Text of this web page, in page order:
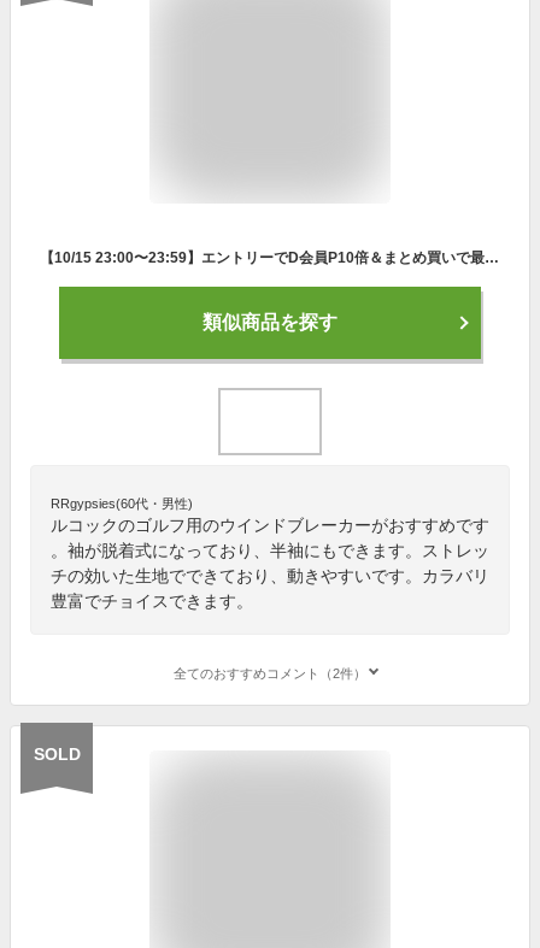
【10/15 23:00〜23:59】エントリーでD会員P10倍＆まとめ買いで最大10％OFFクーポン ルコックゴルフ ゴルフウェア 長袖ウインドブレーカー 秋 冬 ストレッチフォーサー 2WAYブルゾン (QGMWJK00) メンズ le coq GOLF
類似商品を探す
RRgypsies(60代・男性)
ルコックのゴルフ用のウインドブレーカーがおすすめです
。袖が脱着式になっており、半袖にもできます。ストレッ
チの効いた生地でできており、動きやすいです。カラバリ
豊富でチョイスできます。
全てのおすすめコメント（2件）
SOLD